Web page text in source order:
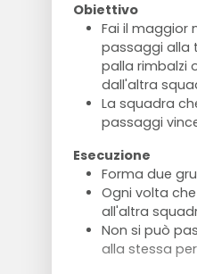
Obiettivo
Fai il maggior
passaggi alla
palla rimbalzi
dall'altra
La squadra
passaggi
Esecuzione
Forma due
Ogni volta
all'altra
Non si può
alla stessa